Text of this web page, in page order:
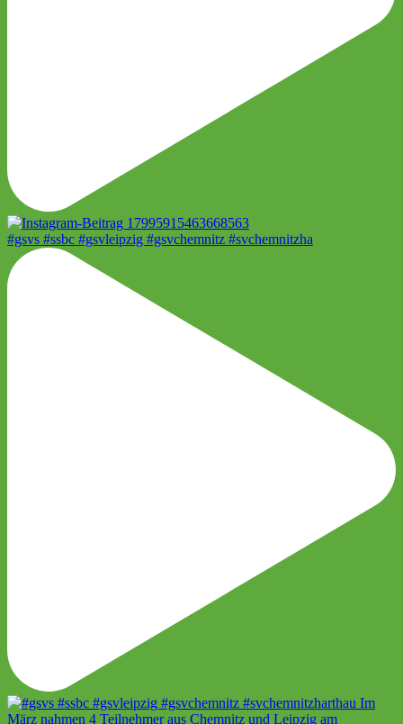
#gsvs #ssbc #gsvleipzig #gsvchemnitz #svchemnitzha